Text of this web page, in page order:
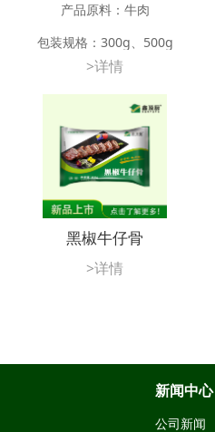
产品原料：牛肉
包装规格：300g、500g
应用方法：油煎、油炸、碳烤
储存条件：-18℃以下冷冻储藏12
>详情
黑椒牛仔骨
>详情
新闻中心
公司新闻